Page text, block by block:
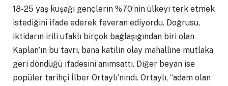
18-25 yaş kuşağı gençlerin %70’nin ülkeyi terk etmek
istediğini ifade ederek feveran ediyordu. Doğrusu,
iktidarın irili ufaklı birçok bağlaşığından biri olan
Kaplan’ın bu tavrı, bana katilin olay mahalline mutlaka
geri döndüğü ifadesini anımsattı. Diğer beyan ise
popüler tarihçi İlber Ortaylı’nındı. Ortaylı, “adam olan